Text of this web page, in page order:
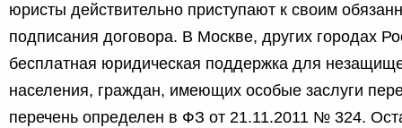
юристы действительно приступают к своим
подписания договора. В Москве, других городах
бесплатная юридическая поддержка для
населения, граждан, имеющих особые заслуги
перечень определен в ФЗ от 21.11.2011 № 324.